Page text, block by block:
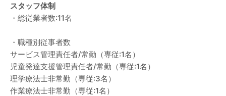
スタッフ体制
・総従業者数:11名
・職種別従事者数
サービス管理責任者/常勤（専従:1名）
児童発達支援管理責任者/常勤（専従:1名）
理学療法士非常勤（専従:3名）
作業療法士非常勤（専従:1名）